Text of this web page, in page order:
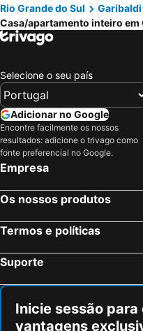
Rio Grande do Sul
Garibaldi
Casa/apartamento inteiro em
Selecione o seu país
Adicionar no Google
Encontre facilmente os nossos
resultados: adicione o trivago como
fonte preferencial no Google.
Empresa
Os nossos produtos
Termos e políticas
Suporte
Inicie sessão
vantagens